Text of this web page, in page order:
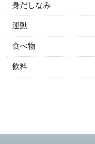
身だしなみ
運動
食べ物
飲料